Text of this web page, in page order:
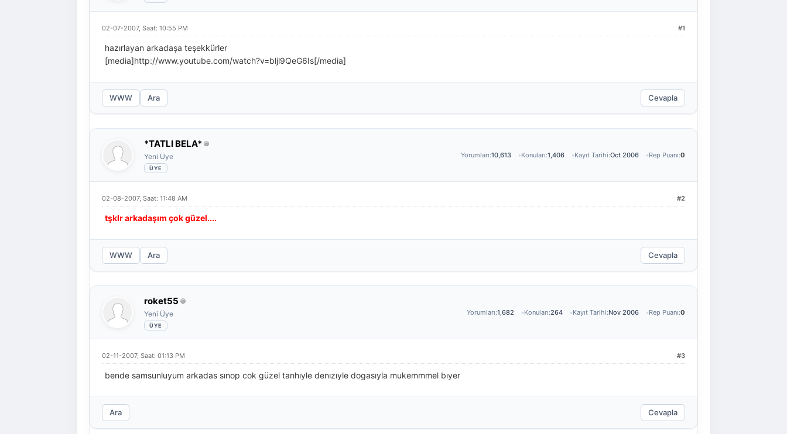
#1
02-07-2007, Saat: 10:55 PM
hazırlayan arkadaşa teşekkürler
[media]http://www.youtube.com/watch?v=bljl9QeG6Is[/media]
WWW Ara Cevapla
*TATLI BELA*
Yeni Üye Yorumları:10,613 Konuları:1,406 Kayıt Tarihi:Oct 2006 Rep Puanı:0
#2
02-08-2007, Saat: 11:48 AM
tşklr arkadaşım çok güzel....
WWW Ara Cevapla
roket55
Yeni Üye Yorumları:1,682 Konuları:264 Kayıt Tarihi:Nov 2006 Rep Puanı:0
#3
02-11-2007, Saat: 01:13 PM
bende samsunluyum arkadas sınop cok güzel tarıhıyle denızıyle dogasıyla mukemmmel bıyer
Ara Cevapla